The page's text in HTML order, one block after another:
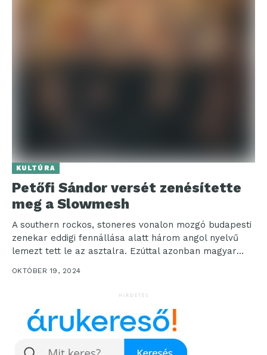
KULTÚRA
Petőfi Sándor versét zenésítette
meg a Slowmesh
A southern rockos, stoneres vonalon mozgó budapesti
zenekar eddigi fennállása alatt három angol nyelvű
lemezt tett le az asztalra. Ezúttal azonban magyar
dallal...
OKTÓBER 19, 2024
HIRDETÉS